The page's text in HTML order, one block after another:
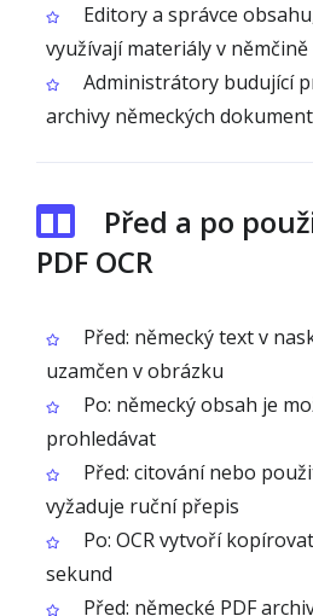
Editory a správce
využívají materiály v němčině
Administrátory budující
archivy německých
Před a po
PDF OCR
Před: německý text v
uzamčen v obrázku
Po: německý obsah je
prohledávat
Před: citování nebo
vyžaduje ruční přepis
Po: OCR vytvoří
sekund
Před: německé PDF